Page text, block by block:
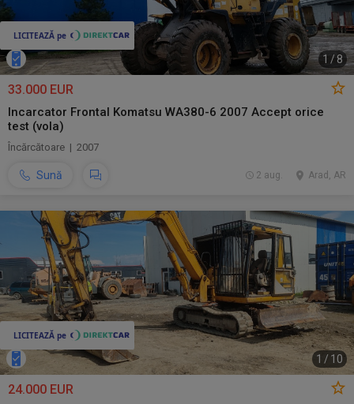
1 /8
33.000 EUR
Incarcator Frontal Komatsu WA380-6 2007 Accept orice
test (vola)
Încărcătoare | 2007
Sună Arad, AR
2 aug.
1 / 10
24.000 EUR